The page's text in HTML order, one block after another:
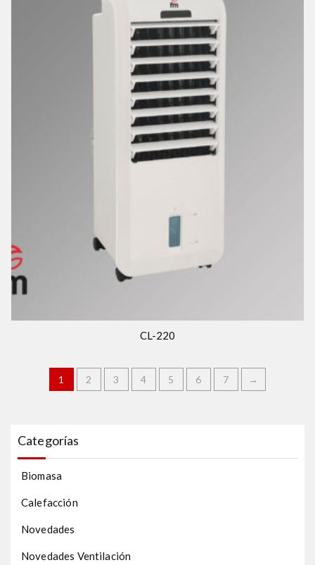
CL-220
1 2 3 4 5 6 7 →
Categorías
Biomasa
Calefacción
Novedades
Novedades Ventilación